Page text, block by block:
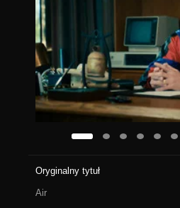
Oryginalny tytuł
Air